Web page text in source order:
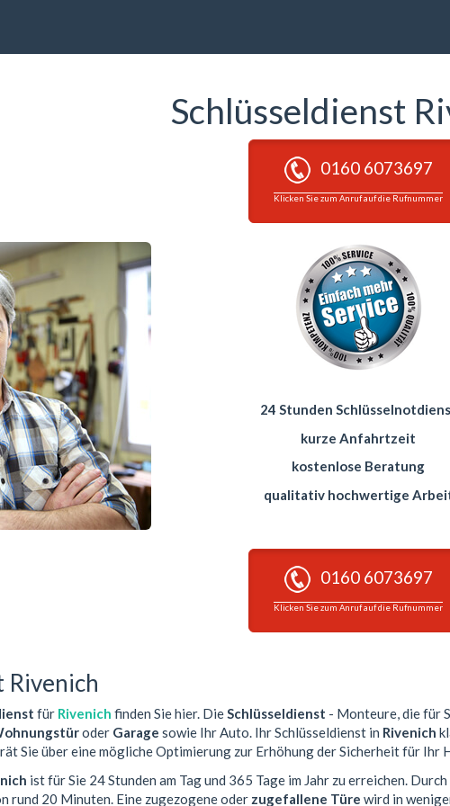
Schlüsseldienst
0160 6073697
Klicken Sie zum Anruf auf die Rufnummer
24 Stunden
kurze Anfahrtzeit
kostenlose Beratung
qualitativ hochwertige
0160 6073697
Klicken Sie zum Anruf auf die Rufnummer
Rivenich
für Rivenich finden Sie hier. DieSchlüsseldienst - Monteure, die für
oder Garage sowie Ihr Auto. Ihr Schlüsseldienst in Rivenich
Sie über eine mögliche Optimierung zur Erhöhung der Sicherheit für Ihr
ist für Sie 24 Stunden am Tag und 365 Tage im Jahr zu erreichen.
rund 20 Minuten. Eine zugezogene oder zugefallene Türe wird in